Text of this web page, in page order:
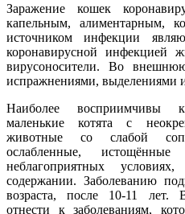
Заражение кошек
капельным, алиментарным,
источником инфекции
коронавирусной инфекцией
вирусоносители. Во
испражнениями, выделениями
Наиболее восприимчивы
маленькие котята с
животные со слабой
ослабленные,
неблагоприятных
содержании. Заболеванию
возраста, после 10-11 лет.
отнести к заболеваниям,